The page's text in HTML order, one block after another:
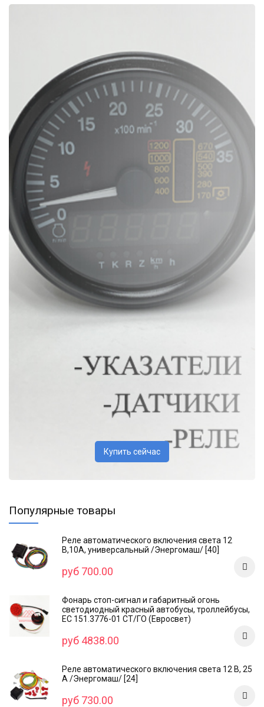
Купить сейчас
Популярные товары
Реле автоматического включения света 12
В,10А, универсальный /Энергомаш/ [40]
руб 700.00
Фонарь стоп-сигнал и габаритный огонь
светодиодный красный автобусы, троллейбусы,
ЕС 151.3776-01 СТ/ГО (Евросвет)
руб 4838.00
Реле автоматического включения света 12 В, 25
А /Энергомаш/ [24]
руб 730.00